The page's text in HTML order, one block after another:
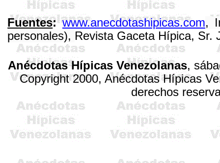
Fuentes: www.anecdotashipicas.com,
personales), Revista Gaceta Hípica, Sr.
Anécdotas Hípicas Venezolanas,
Copyright 2000, Anécdotas Hípicas
derechos